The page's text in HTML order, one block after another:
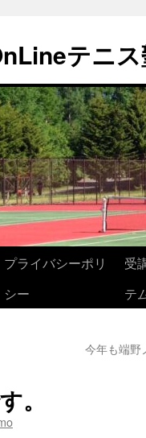
テニ
プライバシーポリ
シー
受
テ
今年も端野
。